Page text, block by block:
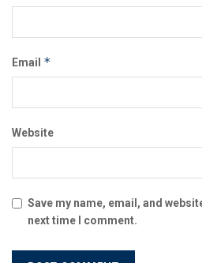
Email *
Website
Save my name, email, and
next time I comment.